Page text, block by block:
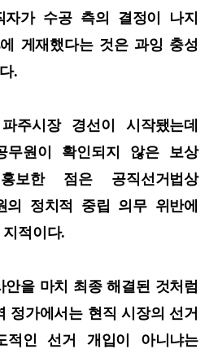
가 수공 측의 결정이 나지
게재했다는 것은 과잉 충성
.
주시장 경선이 시작됐는데
무원이 확인되지 않은 보상
보한 점은 공직선거법상
의 정치적 중립 의무 위반에
적이다.
을 마치 최종 해결된 것처럼
정가에서는 현직 시장의 선거
적인 선거 개입이 아니냐는